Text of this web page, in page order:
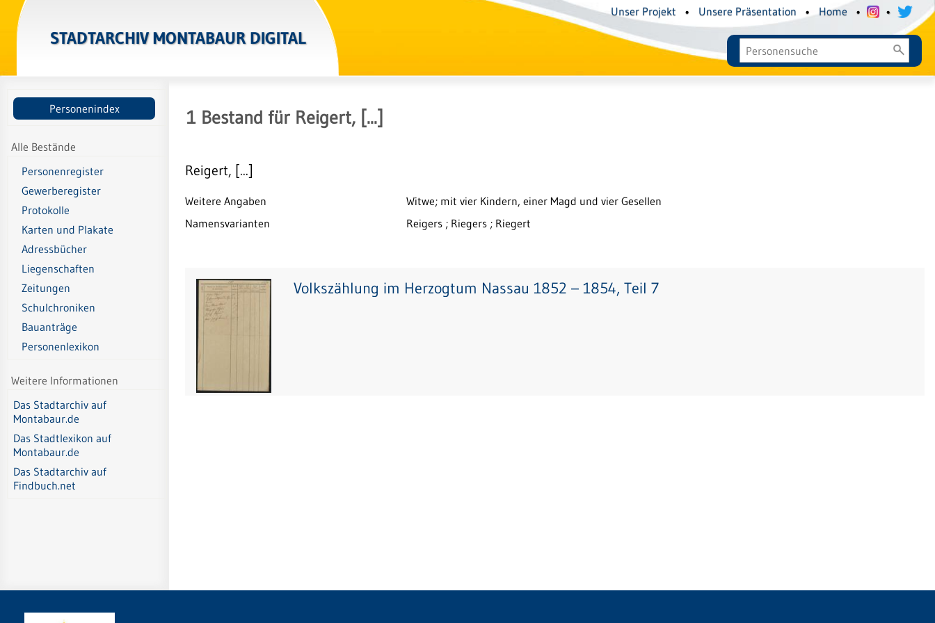
STADTARCHIV MONTABAUR DIGITAL
Unser Projekt • Unsere Präsentation • Home • •
Personenindex
Alle Bestände
Personenregister
Gewerberegister
Protokolle
Karten und Plakate
Adressbücher
Liegenschaften
Zeitungen
Schulchroniken
Bauanträge
Personenlexikon
Weitere Informationen
Das Stadtarchiv auf
Montabaur.de
Das Stadtlexikon auf
Montabaur.de
Das Stadtarchiv auf
Findbuch.net
1 Bestand für Reigert, [...]
Reigert, [...]
Weitere Angaben
Witwe; mit vier Kindern, einer Magd und vier Gesellen
Namensvarianten
Reigers ; Riegers ; Riegert
Volkszählung im Herzogtum Nassau 1852 – 1854, Teil 7